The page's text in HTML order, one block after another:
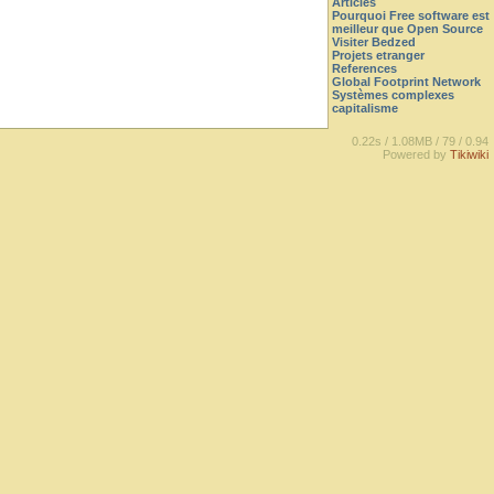
Pourquoi Free software est
meilleur que Open Source
Visiter Bedzed
Projets etranger
References
Global Footprint Network
Systèmes complexes
capitalisme
0.22s / 1.08MB / 79 / 0.94
Powered by Tikiwiki